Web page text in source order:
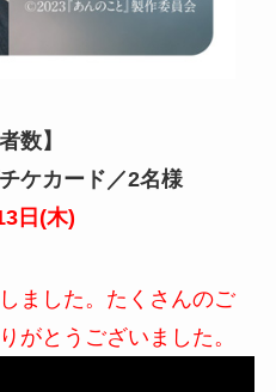
数】
ケカード／2名様
日(木)
ました。たくさんのご
がとうございました。